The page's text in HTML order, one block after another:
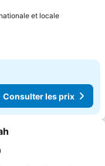
et locale
Consulter les prix
mes favoris